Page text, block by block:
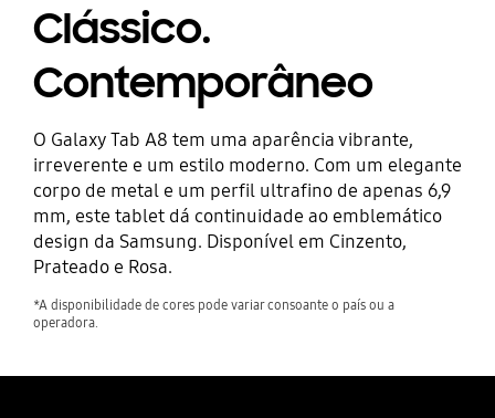
Clássico.
Contemporâneo
O Galaxy Tab A8 tem uma aparência vibrante,
irreverente e um estilo moderno. Com um elegante
corpo de metal e um perfil ultrafino de apenas 6,9
mm, este tablet dá continuidade ao emblemático
design da Samsung. Disponível em Cinzento,
Prateado e Rosa.
*A disponibilidade de cores pode variar consoante o país ou a
operadora.